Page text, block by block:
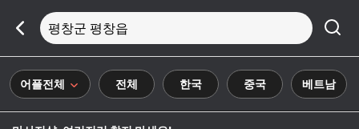
평창군 평창읍
어플전체 전체 한국 중국 베트남